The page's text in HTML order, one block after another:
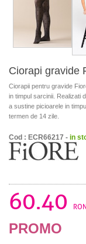
Ciorapi gravide
Ciorapii pentru gravide
in timpul sarcinii. Realizati
a sustine picioarele in
termen de 14 zile.
Cod : ECR66217 - in
60.40
PROMO